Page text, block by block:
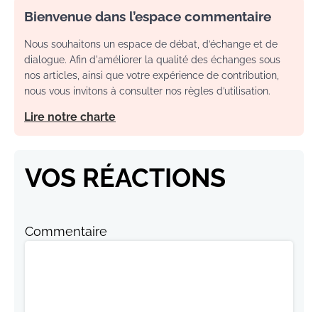
Bienvenue dans l’espace commentaire
Nous souhaitons un espace de débat, d’échange et de
dialogue. Afin d'améliorer la qualité des échanges sous
nos articles, ainsi que votre expérience de contribution,
nous vous invitons à consulter nos règles d’utilisation.
Lire notre charte
VOS RÉACTIONS
Commentaire